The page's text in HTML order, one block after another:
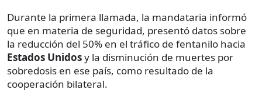
Durante la primera llamada, la mandataria informó
que en materia de seguridad, presentó datos sobre
la reducción del 50% en el tráfico de fentanilo hacia
Estados Unidosy la disminución de muertes por
sobredosis en ese país, como resultado de la
cooperación bilateral.